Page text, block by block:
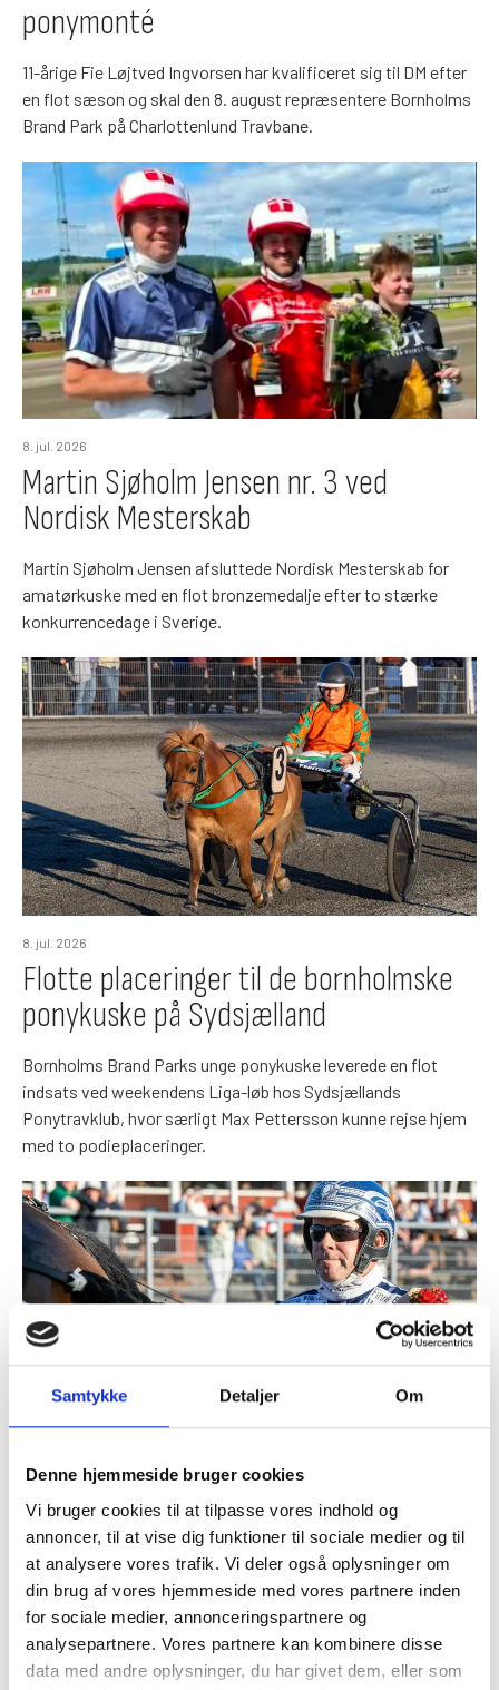
Samtykke Detaljer Om
Denne hjemmeside bruger cookies
Vi bruger cookies til at tilpasse vores indhold og
annoncer, til at vise dig funktioner til sociale medier og til
at analysere vores trafik. Vi deler også oplysninger om
din brug af vores hjemmeside med vores partnere inden
for sociale medier, annonceringspartnere og
analysepartnere. Vores partnere kan kombinere disse
data med andre oplysninger, du har givet dem, eller som
ponymonté
11-årige Fie Løjtved Ingvorsen har kvalificeret sig til DM efter
en flot sæson og skal den 8. august repræsentere Bornholms
Brand Park på Charlottenlund Travbane.
8. jul. 2026
Martin Sjøholm Jensen nr. 3 ved
Nordisk Mesterskab
Martin Sjøholm Jensen afsluttede Nordisk Mesterskab for
amatørkuske med en flot bronzemedalje efter to stærke
konkurrencedage i Sverige.
8. jul. 2026
Flotte placeringer til de bornholmske
ponykuske på Sydsjælland
Bornholms Brand Parks unge ponykuske leverede en flot
indsats ved weekendens Liga-løb hos Sydsjællands
Ponytravklub, hvor særligt Max Pettersson kunne rejse hjem
med to podieplaceringer.
7. jul. 2026
Martin Sjøholm Jensen i spidsen ved
Nordisk Mesterskab
Martin Sjøholm Jensen fik den bedst tænkelige start på
Nordisk Mesterskab for amatørkuske, da han vandt første
afdeling og lagde sig i spidsen af mesterskabet.